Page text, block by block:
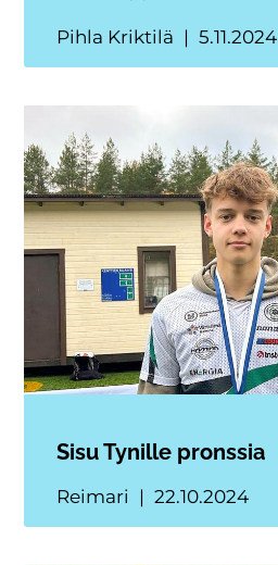
Pihla Kriktilä 5.11.2024
Sisu Tynille pronssia
Reimari 22.10.2024